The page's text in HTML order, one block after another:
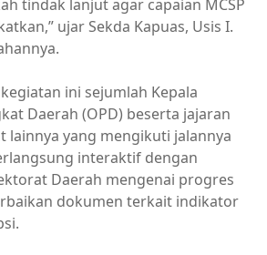
tindak lanjut agar capaian MCSP
ujar Sekda Kapuas, Usis I.
ini sejumlah Kepala
Daerah (OPD) beserta jajaran
lainnya yang mengikuti jalannya
interaktif dengan
Daerah mengenai progres
dokumen terkait indikator